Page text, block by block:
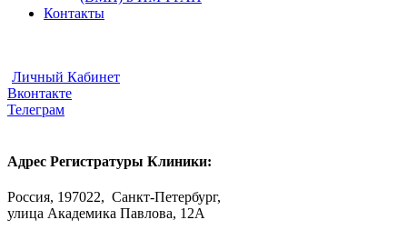
Контакты
Личный Кабинет
Вконтакте
Телеграм
Адрес Регистратуры Клиники:
Россия, 197022, Санкт-Петербург,
улица Академика Павлова, 12А